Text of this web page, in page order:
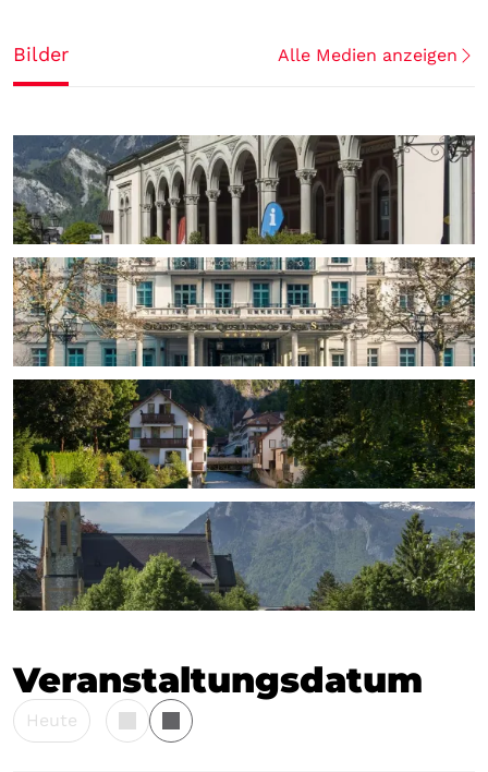
Bilder Alle Medien anzeigen
Veranstaltungsdatum
Heute